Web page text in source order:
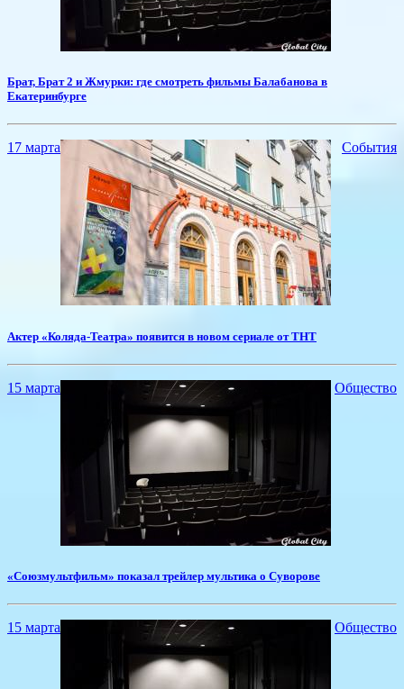
​Брат, Брат 2 и Жмурки: где смотреть фильмы Балабанова в
Екатеринбурге
17 марта События
Актер «Коляда-Театра» появится в новом сериале от ТНТ
15 марта Общество
«Союзмультфильм» показал трейлер мультика о Суворове
15 марта Общество